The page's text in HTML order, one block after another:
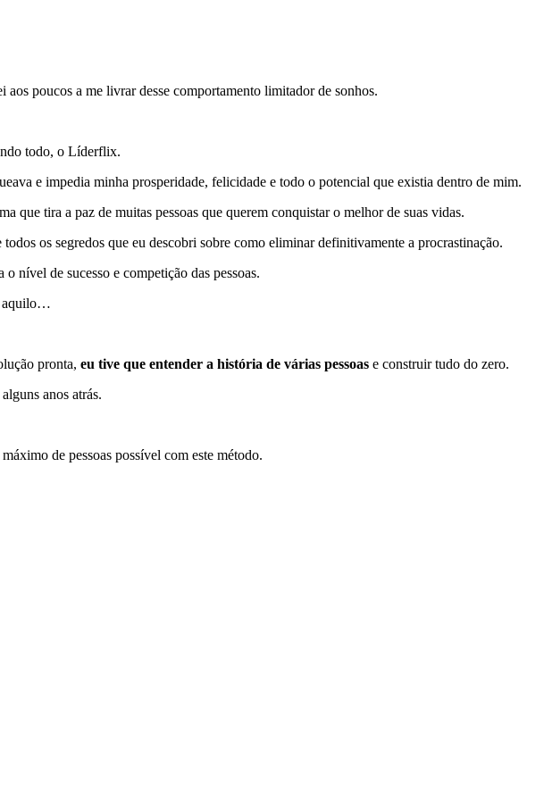
aos poucos a me livrar desse comportamento limitador de sonhos.
todo, o Líderflix.
e impedia minha prosperidade, felicidade e todo o potencial que existia dentro de mim.
que tira a paz de muitas pessoas que querem conquistar o melhor de suas vidas.
todos os segredos que eu descobri sobre como eliminar definitivamente a procrastinação.
nível de sucesso e competição das pessoas.
aquilo…
pronta, eu tive que entender a história de várias pessoas e construir tudo do zero.
anos atrás.
de pessoas possível com este método.